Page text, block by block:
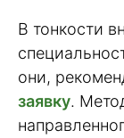
В тонкости
они,
заявку.